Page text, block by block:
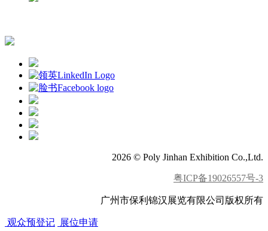
2026 © Poly Jinhan Exhibition Co.,Ltd.
粤ICP备19026557号-3
广州市保利锦汉展览有限公司版权所有
观众预登记 展位申请